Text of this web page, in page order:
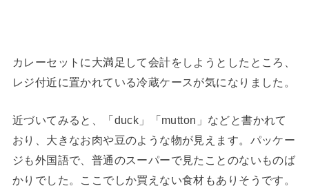
カレーセットに大満足して会計をしようとしたところ、
レジ付近に置かれている冷蔵ケースが気になりました。
近づいてみると、「duck」「mutton」などと書かれて
おり、大きなお肉や豆のような物が見えます。パッケー
ジも外国語で、普通のスーパーで見たことのないものば
かりでした。ここでしか買えない食材もありそうです。